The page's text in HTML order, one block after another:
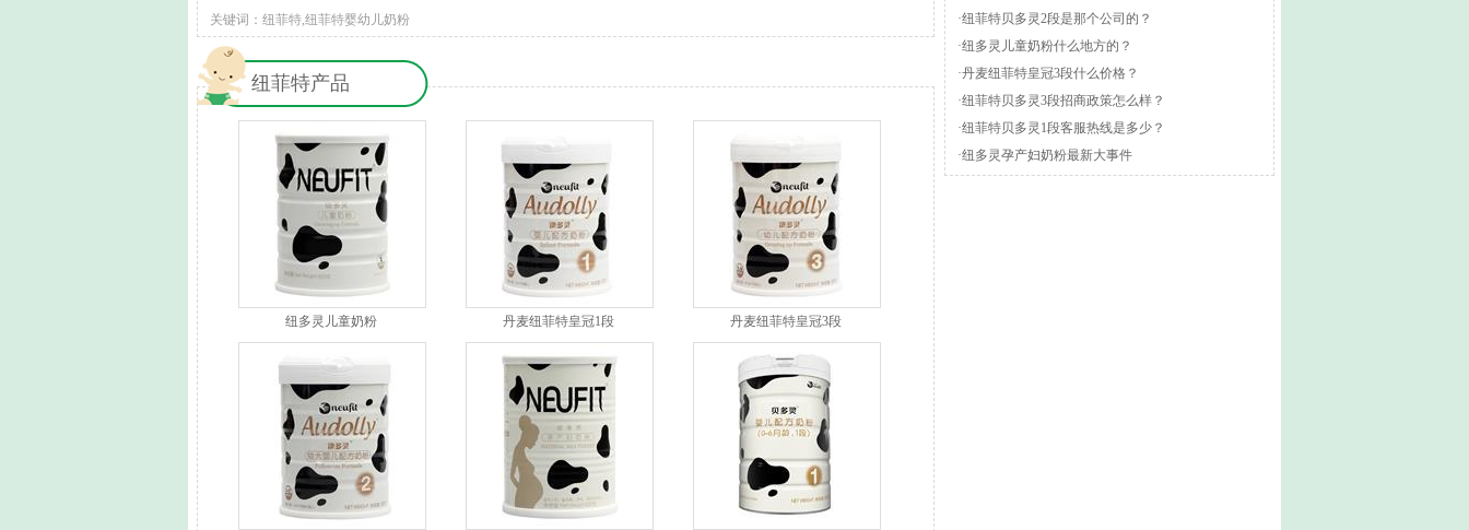
关键词：纽菲特,纽菲特婴幼儿奶粉
纽菲特产品
纽多灵儿童奶粉 丹麦纽菲特皇冠1段 丹麦纽菲特皇冠3段
·纽菲特贝多灵2段是那个公司的？
·纽多灵儿童奶粉什么地方的？
·丹麦纽菲特皇冠3段什么价格？
·纽菲特贝多灵3段招商政策怎么样？
·纽菲特贝多灵1段客服热线是多少？
·纽多灵孕产妇奶粉最新大事件